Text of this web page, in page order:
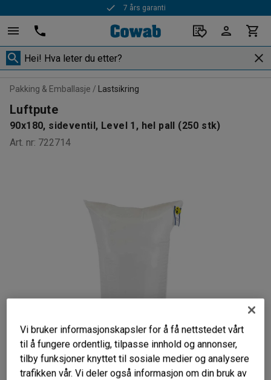
7 års garanti
Pakking & Emballasje Lastsikring
Luftpute
90x180, sideventil, Level 1, hel pall (250 stk)
Art. nr: 722714
Vi bruker informasjonskapsler for å få nettstedet vårt
til å fungere ordentlig, tilpasse innhold og annonser,
tilby funksjoner knyttet til sosiale medier og analysere
trafikken vår. Vi deler også informasjon om din bruk av